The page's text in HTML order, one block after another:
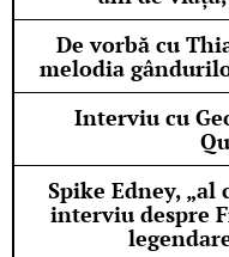
De vorbă cu
melodia
Interviu cu
Spike Edney,
interviu despre